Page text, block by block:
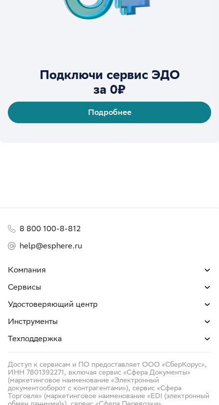
Подключи сервис ЭДО
за 0₽
Подробнее
Компания
Сервисы
Удостоверяющий центр
Инструменты
Техподдержка
8 800 100-8-812
help@esphere.ru
Доступ к сервисам и ПО предоставляет ООО «СберКорус»,
ИНН 7801392271, включая сервис «Сфера Документы»
(маркетинговое наименование «Электронный
документооборот с контрагентами»), сервис «Сфера
Торговля» (маркетинговое наименование «EDI (электронный